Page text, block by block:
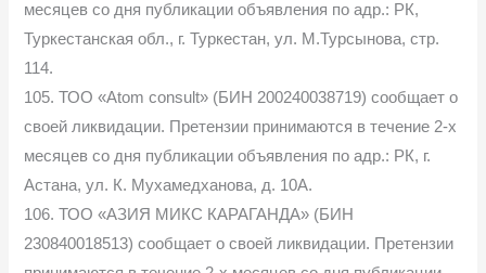
месяцев со дня публикации объявления по адр.: РК,
Туркестанская обл., г. Туркестан, ул. М.Турсынова, стр.
114.
105. ТОО «Atom consult» (БИН 200240038719) сообщает о
своей ликвидации. Претензии принимаются в течение 2-х
месяцев со дня публикации объявления по адр.: РК, г.
Астана, ул. К. Мухамедханова, д. 10А.
106. ТОО «АЗИЯ МИКС КАРАГАНДА» (БИН
230840018513) сообщает о своей ликвидации. Претензии